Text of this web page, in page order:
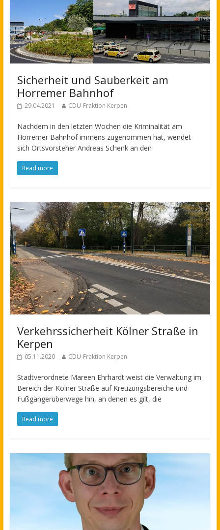
Sicherheit und Sauberkeit am
Horremer Bahnhof
29.04.2021 CDU-Fraktion Kerpen
Nachdem in den letzten Wochen die Kriminalität am
Horremer Bahnhof immens zugenommen hat, wendet
sich Ortsvorsteher Andreas Schenk an den
Read more
Verkehrssicherheit Kölner Straße in
Kerpen
05.11.2020 CDU-Fraktion Kerpen
Stadtverordnete Mareen Ehrhardt weist die Verwaltung im
Bereich der Kölner Straße auf Kreuzungsbereiche und
Fußgängerüberwege hin, an denen es gilt, die
Read more